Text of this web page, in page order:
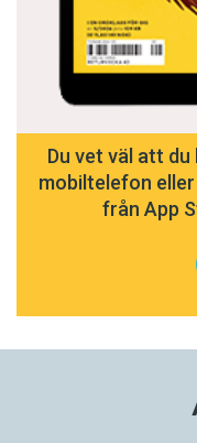
Du vet väl att du
mobiltelefon
från App